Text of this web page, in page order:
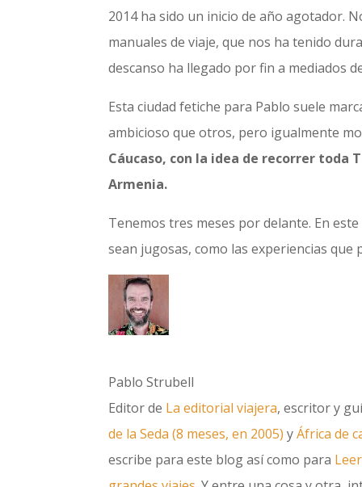
2014 ha sido un inicio de año agotador.
manuales de viaje, que nos ha tenido
descanso ha llegado por fin a mediados
Esta ciudad fetiche para Pablo suele
ambicioso que otros, pero igualmente
Cáucaso, con la idea de recorrer
Armenia.
Tenemos tres meses por delante. En
sean jugosas, como las experiencias que
Pablo Strubell
Editor de La editorial viajera, escritor y
de la Seda (8 meses, en 2005) yÁfrica de
escribe para este blog así como para